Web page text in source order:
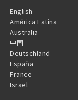
English
América Latina
Australia
中国
Deutschland
España
France
Israel